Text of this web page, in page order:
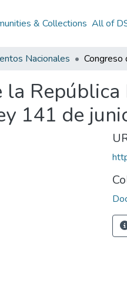
& Collections All of
Nacionales
la
141 de